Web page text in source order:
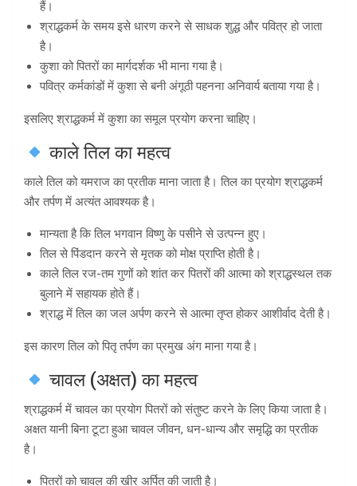
हैं।
श्राद्धकर्म के समय इसे धारण करने से साधक शुद्ध और पवित्र हो जाता
है।
कुशा को पितरों का मार्गदर्शक भी माना गया है।
पवित्र कर्मकांडों में कुशा से बनी अंगूठी पहनना अनिवार्य बताया गया है।
इसलिए श्राद्धकर्म में कुशा का समूल प्रयोग करना चाहिए।
काले तिल का महत्व
काले तिल को यमराज का प्रतीक माना जाता है। तिल का प्रयोग श्राद्धकर्म
और तर्पण में अत्यंत आवश्यक है।
मान्यता है कि तिल भगवान विष्णु के पसीने से उत्पन्न हुए।
तिल से पिंडदान करने से मृतक को मोक्ष प्राप्ति होती है।
काले तिल रज-तम गुणों को शांत कर पितरों की आत्मा को श्राद्धस्थल तक
बुलाने में सहायक होते हैं।
श्राद्ध में तिल का जल अर्पण करने से आत्मा तृप्त होकर आशीर्वाद देती है।
इस कारण तिल को पितृ तर्पण का प्रमुख अंग माना गया है।
चावल (अक्षत) का महत्व
श्राद्धकर्म में चावल का प्रयोग पितरों को संतुष्ट करने के लिए किया जाता है।
अक्षत यानी बिना टूटा हुआ चावल जीवन, धन-धान्य और समृद्धि का प्रतीक
है।
पितरों को चावल की खीर अर्पित की जाती है।